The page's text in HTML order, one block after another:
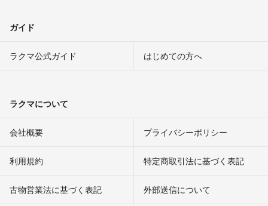
ガイド
ラクマ公式ガイド はじめての方へ
ラクマについて
会社概要 プライバシーポリシー
利用規約 特定商取引法に基づく表記
古物営業法に基づく表記 外部送信について